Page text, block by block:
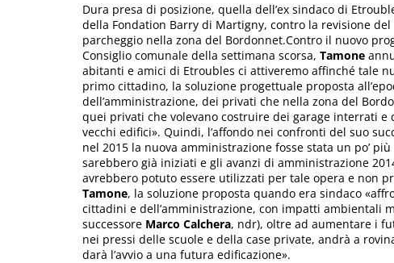
Dura presa di posizione, quella dell’ex sindaco di
della Fondation Barry di Martigny, contro la revisione
parcheggio nella zona del Bordonnet.Contro il nuovo
Consiglio comunale della settimana scorsa, Tamone
abitanti e amici di Etroubles ci attiveremo affinché tale
primo cittadino, la soluzione progettuale proposta
dell’amministrazione, dei privati che nella zona del
quei privati che volevano costruire dei garage interrati
vecchi edifici». Quindi, l’affondo nei confronti del suo
nel 2015 la nuova amministrazione fosse stata un po’
sarebbero già iniziati e gli avanzi di amministrazione
avrebbero potuto essere utilizzati per tale opera e non
Tamone, la soluzione proposta quando era sindaco
cittadini e dell’amministrazione, con impatti ambientali
successore Marco Calchera, ndr), oltre ad aumentare i
nei pressi delle scuole e della case private, andrà a
darà l’avvio a una futura edificazione».